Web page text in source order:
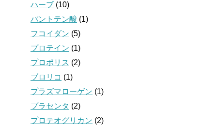
ハーブ (10)
パントテン酸 (1)
フコイダン (5)
プロテイン (1)
プロポリス (2)
ブロリコ (1)
プラズマローゲン (1)
プラセンタ (2)
プロテオグリカン (2)